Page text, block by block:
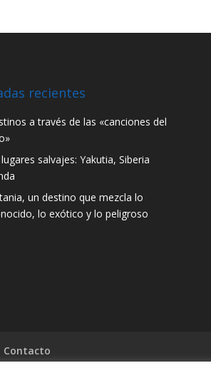
recientes
a través de las «canciones del
salvajes: Yakutia, Siberia
un destino que mezcla lo
lo exótico y lo peligroso
Contacto